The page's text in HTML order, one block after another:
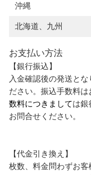
沖縄
北海道、九州
お支払い方法
【銀行振込】
入金確認後の発送と
ださい。振込手数料は
数料につきましては銀
お問合せください。
【代金引き換え】
枚数、料金問わずお客